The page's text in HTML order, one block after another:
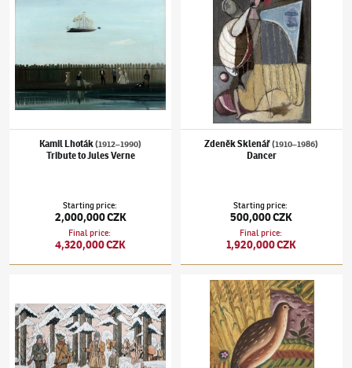
Kamil Lhoták(1912–1990)
Tribute to Jules Verne
Starting price:
2,000,000 CZK
Final price:
4,320,000 CZK
Zdeněk Sklenář(1910–1986)
Dancer
Starting price:
500,000 CZK
Final price:
1,920,000 CZK
Josef Čapek(1887–1945)Quial